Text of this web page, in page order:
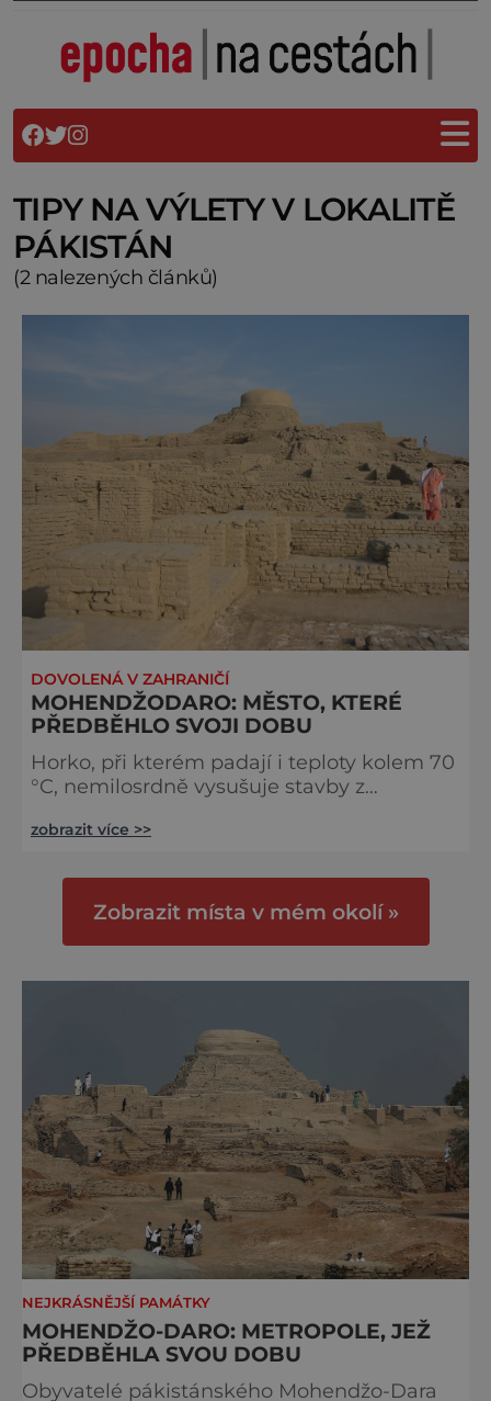
TIPY NA VÝLETY V LOKALITĚ
PÁKISTÁN
(2 nalezených článků)
DOVOLENÁ V ZAHRANIČÍ
MOHENDŽODARO: MĚSTO, KTERÉ
PŘEDBĚHLO SVOJI DOBU
Horko, při kterém padají i teploty kolem 70
°C, nemilosrdně vysušuje stavby z
nezničí žhavé paprsky slunce, dokoná
vybaveného koupelnami a kanalizací v
dobách, kdy staří Egypťané a Mezopotamci
Mohendžodaro na jihu Pákistánu. Cenné
zobrazit více >>
Zobrazit místa v mém okolí »
NEJKRÁSNĚJŠÍ PAMÁTKY
MOHENDŽO-DARO: METROPOLE, JEŽ
PŘEDBĚHLA SVOU DOBU
Obyvatelé pákistánského Mohendžo-Dara